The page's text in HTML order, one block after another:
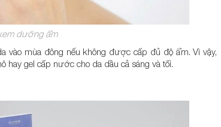
dưỡng ẩm
vào mùa đông nếu không được cấp đủ độ ẩm. Vì vậy,
gel cấp nước cho da dầu cả sáng và tối.